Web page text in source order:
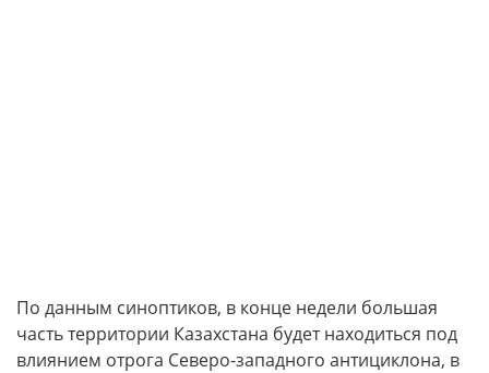
По данным синоптиков, в конце недели большая
часть территории Казахстана будет находиться под
влиянием отрога Северо-западного антициклона, в